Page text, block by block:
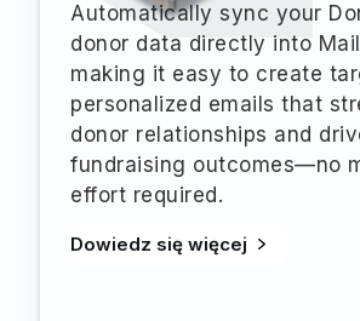
Automatically sync your
donor data directly into
making it easy to create
personalized emails that
donor relationships and
fundraising outcomes—no
effort required.
Dowiedz się więcej